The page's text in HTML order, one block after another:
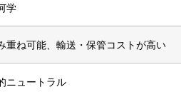
学
重ね可能、輸送・保管コストが高い
ニュートラル